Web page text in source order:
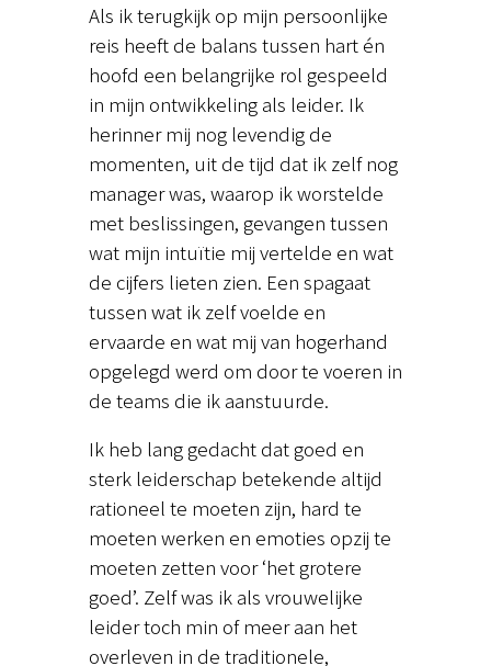
Als ik terugkijk op mijn persoonlijke
reis heeft de balans tussen hart én
hoofd een belangrijke rol gespeeld
in mijn ontwikkeling als leider. Ik
herinner mij nog levendig de
momenten, uit de tijd dat ik zelf nog
manager was, waarop ik worstelde
met beslissingen, gevangen tussen
wat mijn intuïtie mij vertelde en wat
de cijfers lieten zien. Een spagaat
tussen wat ik zelf voelde en
ervaarde en wat mij van hogerhand
opgelegd werd om door te voeren in
de teams die ik aanstuurde.
Ik heb lang gedacht dat goed en
sterk leiderschap betekende altijd
rationeel te moeten zijn, hard te
moeten werken en emoties opzij te
moeten zetten voor ‘het grotere
goed’. Zelf was ik als vrouwelijke
leider toch min of meer aan het
overleven in de traditionele,